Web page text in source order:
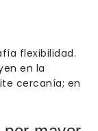
flexibilidad.
en la
cercanía; en